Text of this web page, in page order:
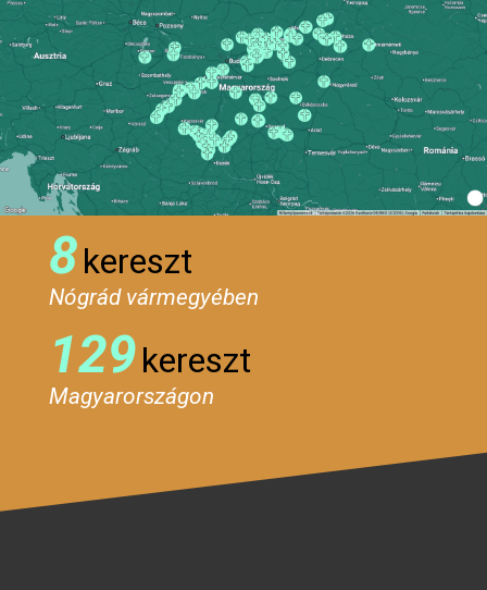
8kereszt
Nógrád vármegyében
129kereszt
Magyarországon